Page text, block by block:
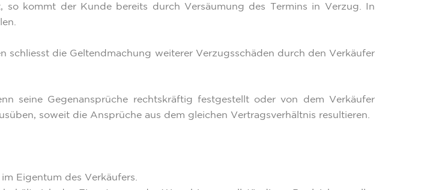
kommt der Kunde bereits durch Versäumung des Termins in Verzug. In
die Geltendmachung weiterer Verzugsschäden durch den Verkäufer
seine Gegenansprüche rechtskräftig festgestellt oder von dem Verkäufer
soweit die Ansprüche aus dem gleichen Vertragsverhältnis resultieren.
Eigentum des Verkäufers.